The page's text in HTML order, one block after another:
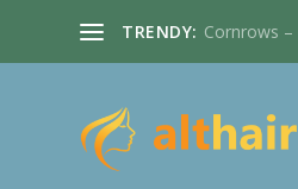
TRENDY: Cornrows –